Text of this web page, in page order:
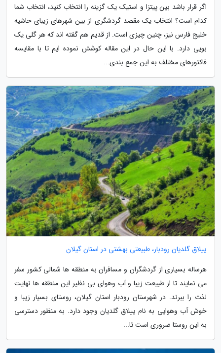
اگر قرار باشد بین پیتزا و استیک یک گزینه را انتخاب کنید، انتخاب شما
کدام است؟ انتخاب یک مقصد گردشگری از بین شهرهای زیبای حاشیه
خلیج فارس نیز، چنین چیزی است. از قدیم هم گفته اند که هر گلی یک
بویی دارد. با این حال در این مقاله کوشش نموده ایم تا با مقایسه
فاکتورهای مختلف به این جمع بندی...
ییلاق گلدیان رودبار، طبیعتی بهشتی در استان گیلان
هرساله بسیاری از گردشگران و مسافران به منطقه ها شمالی کشور سفر
می نمایند تا از طبیعت زیبا و آب وهوای بی نظیر این منطقه ها نهایت
لذت را ببرند. در شهرستان رودبار استان گیلان، روستای بسیار زیبا و
خوش آب وهوایی به نام ییلاق گلدیان وجود دارد. به منظور دسترسی
به این روستا ضروری است تا...